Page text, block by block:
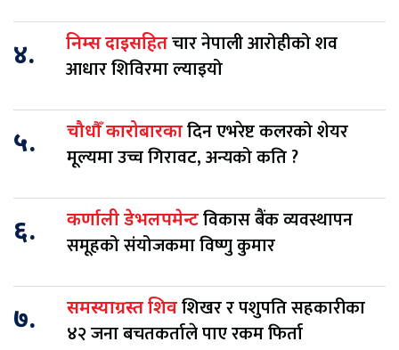
४. निम्स दाइसहितचार नेपाली आरोहीको शव
आधार शिविरमा ल्याइयो
५. चौधौँ कारोबारकादिन एभरेष्ट कलरको शेयर
मूल्यमा उच्च गिरावट, अन्यको कति ?
६. कर्णाली डेभलपमेन्टविकास बैंक व्यवस्थापन
समूहको संयोजकमा विष्णु कुमार
७. समस्याग्रस्त शिवशिखर र पशुपति सहकारीका
४२ जना बचतकर्ताले पाए रकम फिर्ता